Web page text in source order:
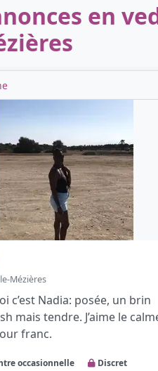
en
Mézières
c’est Nadia: posée, un brin
mais tendre. J’aime le
franc.
occasionnelle Discret